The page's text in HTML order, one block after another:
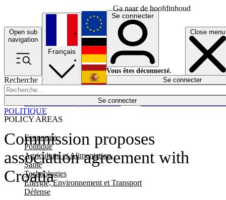
Ga naar de hoofdinhoud
Open sub
navigation
Close menu
Recherche
Se connecter
POLICY AREAS
Economie
Politique
Agriculture et Alimentation
Santé
Technologies
Energie, Environnement et Transport
Défense
Économie
Français
English
Deutsch
Español
Se connecter
Vous êtes déconnecté.
Se connecter
Commission proposes
association agreement with
Croatia
POLITIQUE